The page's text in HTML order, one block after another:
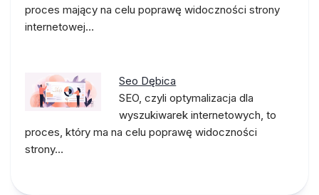
proces mający na celu poprawę widoczności strony
internetowej…
Seo Dębica
SEO, czyli optymalizacja dla
wyszukiwarek internetowych, to
proces, który ma na celu poprawę widoczności
strony…